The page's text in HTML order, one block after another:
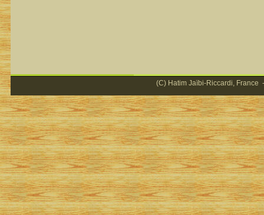
(C) Hatim Jaïbi-Riccardi, France